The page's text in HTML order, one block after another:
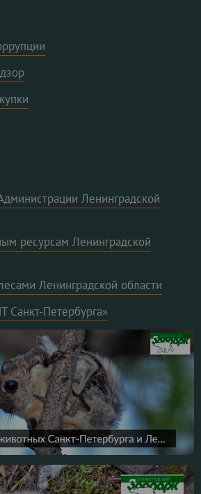
Ленинградской
ресурсам Ленинградской
Ленинградской области
Санкт-Петербурга»